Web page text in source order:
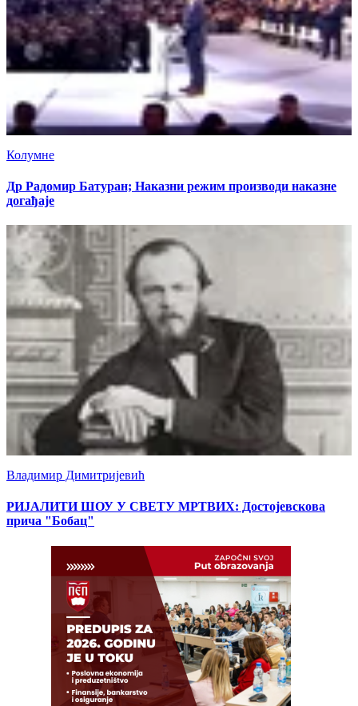
Колумне
Др Радомир Батуран; Наказни режим производи наказне
догађаје
Владимир Димитријевић
РИЈАЛИТИ ШОУ У СВЕТУ МРТВИХ: Достојевскова
прича "Бобац"